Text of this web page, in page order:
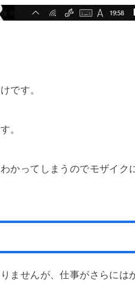
です。
。
かってしまうのでモザイク
ませんが、仕事がさらには